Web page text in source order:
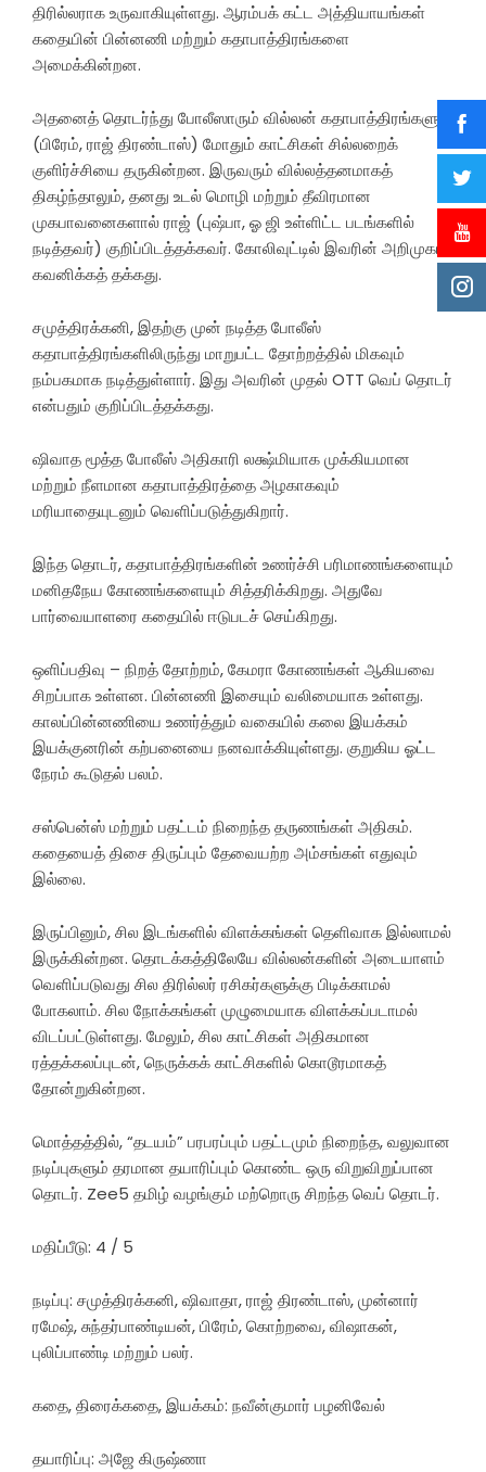
திரில்லராக உருவாகியுள்ளது. ஆரம்பக் கட்ட அத்தியாயங்கள்
கதையின் பின்னணி மற்றும் கதாபாத்திரங்களை
அமைக்கின்றன.
அதனைத் தொடர்ந்து போலீஸாரும் வில்லன் கதாபாத்திரங்களும்
(பிரேம், ராஜ் திரண்டாஸ்) மோதும் காட்சிகள் சில்லறைக்
குளிர்ச்சியை தருகின்றன. இருவரும் வில்லத்தனமாகத்
திகழ்ந்தாலும், தனது உடல் மொழி மற்றும் தீவிரமான
முகபாவனைகளால் ராஜ் (புஷ்பா, ஓ ஜி உள்ளிட்ட படங்களில்
நடித்தவர்) குறிப்பிடத்தக்கவர். கோலிவுட்டில் இவரின் அறிமுகம்
கவனிக்கத் தக்கது.
சமுத்திரக்கனி, இதற்கு முன் நடித்த போலீஸ்
கதாபாத்திரங்களிலிருந்து மாறுபட்ட தோற்றத்தில் மிகவும்
நம்பகமாக நடித்துள்ளார். இது அவரின் முதல் OTT வெப் தொடர்
என்பதும் குறிப்பிடத்தக்கது.
ஷிவாத மூத்த போலீஸ் அதிகாரி லக்ஷ்மியாக முக்கியமான
மற்றும் நீளமான கதாபாத்திரத்தை அழகாகவும்
மரியாதையுடனும் வெளிப்படுத்துகிறார்.
இந்த தொடர், கதாபாத்திரங்களின் உணர்ச்சி பரிமாணங்களையும்
மனிதநேய கோணங்களையும் சித்தரிக்கிறது. அதுவே
பார்வையாளரை கதையில் ஈடுபடச் செய்கிறது.
ஒளிப்பதிவு – நிறத் தோற்றம், கேமரா கோணங்கள் ஆகியவை
சிறப்பாக உள்ளன. பின்னணி இசையும் வலிமையாக உள்ளது.
காலப்பின்னணியை உணர்த்தும் வகையில் கலை இயக்கம்
இயக்குனரின் கற்பனையை நனவாக்கியுள்ளது. குறுகிய ஓட்ட
நேரம் கூடுதல் பலம்.
சஸ்பென்ஸ் மற்றும் பதட்டம் நிறைந்த தருணங்கள் அதிகம்.
கதையைத் திசை திருப்பும் தேவையற்ற அம்சங்கள் எதுவும்
இல்லை.
இருப்பினும், சில இடங்களில் விளக்கங்கள் தெளிவாக இல்லாமல்
இருக்கின்றன. தொடக்கத்திலேயே வில்லன்களின் அடையாளம்
வெளிப்படுவது சில திரில்லர் ரசிகர்களுக்கு பிடிக்காமல்
போகலாம். சில நோக்கங்கள் முழுமையாக விளக்கப்படாமல்
விடப்பட்டுள்ளது. மேலும், சில காட்சிகள் அதிகமான
ரத்தக்கலப்புடன், நெருக்கக் காட்சிகளில் கொடூரமாகத்
தோன்றுகின்றன.
மொத்தத்தில், “தடயம்” பரபரப்பும் பதட்டமும் நிறைந்த, வலுவான
நடிப்புகளும் தரமான தயாரிப்பும் கொண்ட ஒரு விறுவிறுப்பான
தொடர். Zee5 தமிழ் வழங்கும் மற்றொரு சிறந்த வெப் தொடர்.
மதிப்பீடு: 4 / 5
நடிப்பு: சமுத்திரக்கனி, ஷிவாதா, ராஜ் திரண்டாஸ், முன்னார்
ரமேஷ், சுந்தர்பாண்டியன், பிரேம், கொற்றவை, விஷாகன்,
புலிப்பாண்டி மற்றும் பலர்.
கதை, திரைக்கதை, இயக்கம்: நவீன்குமார் பழனிவேல்
தயாரிப்பு: அஜே கிருஷ்ணா